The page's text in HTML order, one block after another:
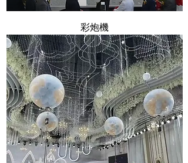
彩炮機